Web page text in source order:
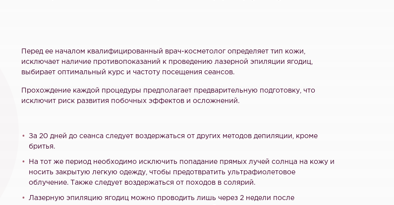
Перед ее началом квалифицированный врач-косметолог определяет тип кожи,
исключает наличие противопоказаний к проведению лазерной эпиляции ягодиц,
выбирает оптимальный курс и частоту посещения сеансов.
Прохождение каждой процедуры предполагает предварительную подготовку, что
исключит риск развития побочных эффектов и осложнений.
За 20 дней до сеанса следует воздержаться от других методов депиляции, кроме
бритья.
На тот же период необходимо исключить попадание прямых лучей солнца на кожу и
носить закрытую легкую одежду, чтобы предотвратить ультрафиолетовое
облучение. Также следует воздержаться от походов в солярий.
Лазерную эпиляцию ягодиц можно проводить лишь через 2 недели после